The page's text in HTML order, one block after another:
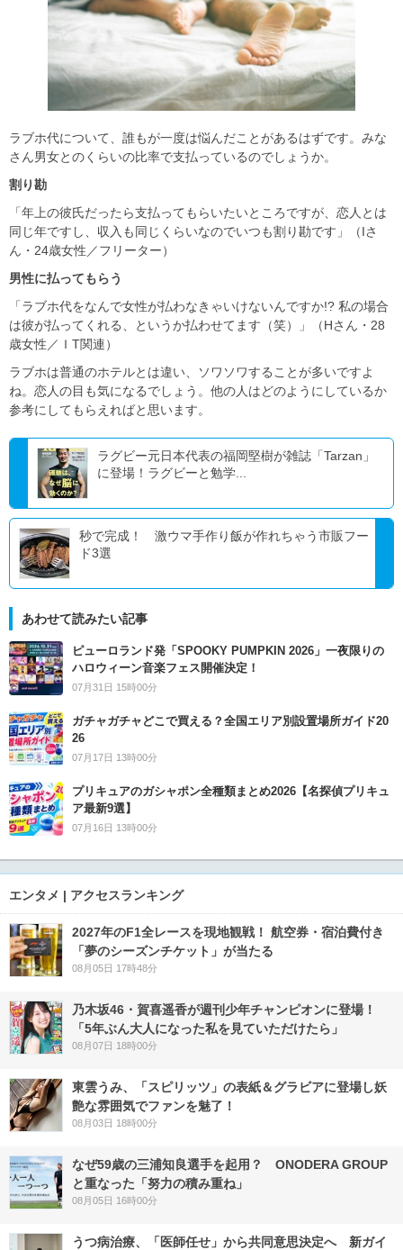
ラブホ代について、誰もが一度は悩んだことがあるはずです。みな
さん男女とのくらいの比率で支払っているのでしょうか。
割り勘
「年上の彼氏だったら支払ってもらいたいところですが、恋人とは
同じ年ですし、収入も同じくらいなのでいつも割り勘です」（Iさ
ん・24歳女性／フリーター）
男性に払ってもらう
「ラブホ代をなんで女性が払わなきゃいけないんですか!? 私の場合
は彼が払ってくれる、というか払わせてます（笑）」（Hさん・28
歳女性／ＩT関連）
ラブホは普通のホテルとは違い、ソワソワすることが多いですよ
ね。恋人の目も気になるでしょう。他の人はどのようにしているか
参考にしてもらえればと思います。
ラグビー元日本代表の福岡堅樹が雑誌「Tarzan」
に登場！ラグビーと勉学...
秒で完成！ 激ウマ手作り飯が作れちゃう市販フー
ド3選
あわせて読みたい記事
ピューロランド発「SPOOKY PUMPKIN 2026」一夜限りの
ハロウィーン音楽フェス開催決定！
07月31日 15時00分
ガチャガチャどこで買える？全国エリア別設置場所ガイド20
26
07月17日 13時00分
プリキュアのガシャポン全種類まとめ2026【名探偵プリキュ
ア最新9選】
07月16日 13時00分
エンタメ | アクセスランキング
2027年のF1全レースを現地観戦！ 航空券・宿泊費付き
「夢のシーズンチケット」が当たる
08月05日 17時48分
乃木坂46・賀喜遥香が週刊少年チャンピオンに登場！
「5年ぶん大人になった私を見ていただけたら」
08月07日 18時00分
東雲うみ、「スピリッツ」の表紙＆グラビアに登場し妖
艶な雰囲気でファンを魅了！
08月03日 18時00分
なぜ59歳の三浦知良選手を起用？ ONODERA GROUP
と重なった「努力の積み重ね」
08月05日 16時00分
うつ病治療、「医師任せ」から共同意思決定へ 新ガイ